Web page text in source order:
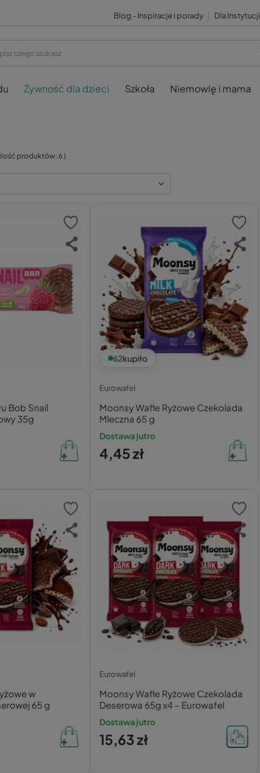
Blog - Inspiracje i porady Dla Instytucji
Żywność dla dzieci Szkoła Niemowlę i mama
produktów: 6)
Bob Snail
35g
62kupiło
Eurowafel
Moonsy Wafle Ryżowe Czekolada
Mleczna 65 g
Dostawa jutro
4,45 zł
w
65 g
Eurowafel
Moonsy Wafle Ryżowe Czekolada
Deserowa 65g x4 – Eurowafel
Dostawa jutro
15,63 zł